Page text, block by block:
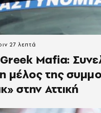
Mafia:
μέλος της
στην Αττική
27 λεπτά